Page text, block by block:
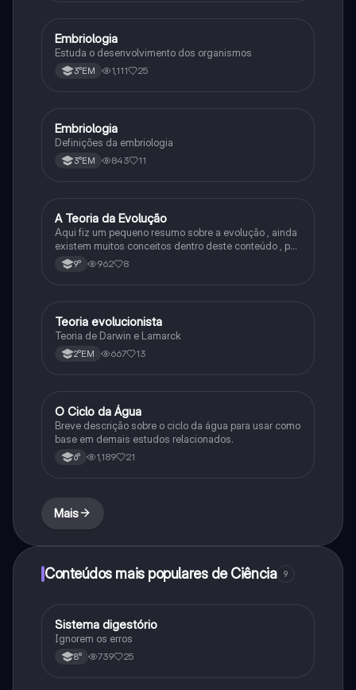
Biologia
Embriologia
Estuda o desenvolvimento dos organismos
3°EM 1,111 25
Biologia
Embriologia
Definições da embriologia
3°EM 843 11
Biologia
A Teoria da Evolução
Aqui fiz um pequeno resumo sobre a evolução , ainda
existem muitos conceitos dentro deste conteúdo , por
isso sempre é bom procurar por mais fontes e
algumas questões para se resolver e fixar melhor.
9° 962 8
Biologia
Teoria evolucionista
Teoria de Darwin e Lamarck
2°EM 667 13
Química
O Ciclo da Água
Breve descrição sobre o ciclo da água para usar como
base em demais estudos relacionados.
6° 1,189 21
Mais
Conteúdos mais populares de Ciência 9
Ciência
Sistema digestório
Ignorem os erros
8° 739 25